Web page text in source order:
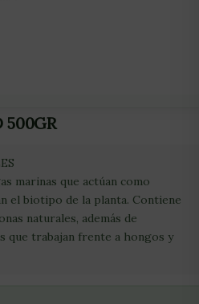
500GR
marinas que actúan como
el biotipo de la planta. Contiene
naturales, además de
que trabajan frente a hongos y